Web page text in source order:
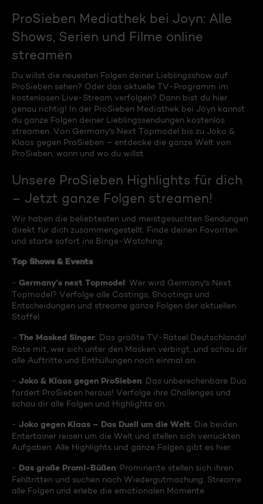
ProSieben Mediathek bei Joyn: Alle
Shows, Serien und Filme online
streamen
Du willst die neuesten Folgen deiner Lieblingsshow auf
ProSieben sehen? Oder das aktuelle TV-Programm im
kostenlosen Live-Stream verfolgen? Dann bist du hier
genau richtig! In der ProSieben Mediathek bei Joyn kannst
du ganze Folgen deiner Lieblingssendungen kostenlos
streamen. Von Germany's Next Topmodel bis zu Joko &
Klaas gegen ProSieben – entdecke die ganze Welt von
ProSieben, wann und wo du willst.
Unsere ProSieben Highlights für dich
– Jetzt ganze Folgen streamen!
Wir haben die beliebtesten und meistgesuchten Sendungen
direkt für dich zusammengestellt. Finde deinen Favoriten
und starte sofort ins Binge-Watching:
Top Shows & Events
- Germany's next Topmodel: Wer wird Germany's Next
Topmodel? Verfolge alle Castings, Shootings und
Entscheidungen und streame ganze Folgen der aktuellen
Staffel.
- The Masked Singer: Das größte TV-Rätsel Deutschlands!
Rate mit, wer sich unter den Masken verbirgt, und schau dir
alle Auftritte und Enthüllungen noch einmal an.
- Joko & Klaas gegen ProSieben: Das unberechenbare Duo
fordert ProSieben heraus! Verfolge ihre Challenges und
schau dir alle Folgen und Highlights an.
- Joko gegen Klaas – Das Duell um die Welt: Die beiden
Entertainer reisen um die Welt und stellen sich verrückten
Aufgaben. Alle Highlights und ganze Folgen gibt es hier.
- Das große Promi-Büßen: Prominente stellen sich ihren
Fehltritten und suchen nach Wiedergutmachung. Streame
alle Folgen und erlebe die emotionalen Momente.